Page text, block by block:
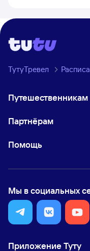
ТутуТревел
Путешественникам
Партнёрам
Помощь
Мы в социальных
Приложение Туту